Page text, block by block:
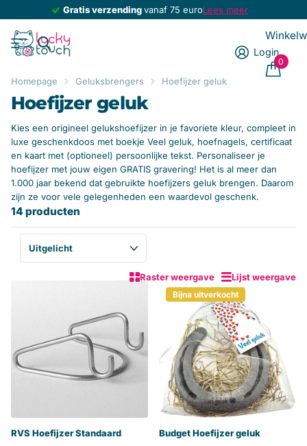
Gratis verzendingvanaf 75 euroLees meer
Gratis verzending
Login
0
Homepage Geluksbrengers Hoefijzer geluk
Hoefijzer geluk
Kies een origineel gelukshoefijzer in je favoriete kleur, compleet in
luxe geschenkdoos met boekje Veel geluk, hoefnagels, certificaat
en kaart met (optioneel) persoonlijke tekst. Personaliseer je
hoefijzer met jouw eigen GRATIS gravering! Het is al meer dan
1.000 jaar bekend dat gebruikte hoefijzers geluk brengen. Daarom
zijn ze voor vele gelegenheden een waardevol geschenk.
14 producten
Raster weergave Lijst weergave
RVS Hoefijzer Standaard
Bijna uitverkocht
Budget Hoefijzer geluk